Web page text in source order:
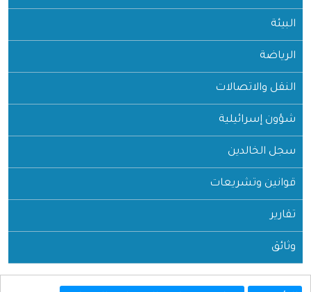
البيئة
الرياضة
النقل والاتصالات
شؤون إسرائيلية
سجل الخالدين
قوانين وتشريعات
تقارير
وثائق